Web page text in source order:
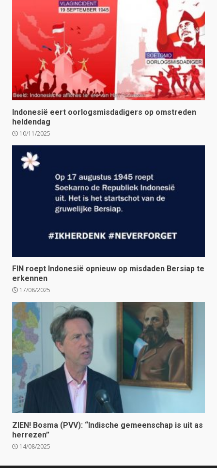
Indonesië eert oorlogsmisdadigers op omstreden
heldendag
10/11/2025
FIN roept Indonesië opnieuw op misdaden Bersiap te
erkennen
17/08/2025
ZIEN! Bosma (PVV): “Indische gemeenschap is uit as
herrezen”
14/08/2025